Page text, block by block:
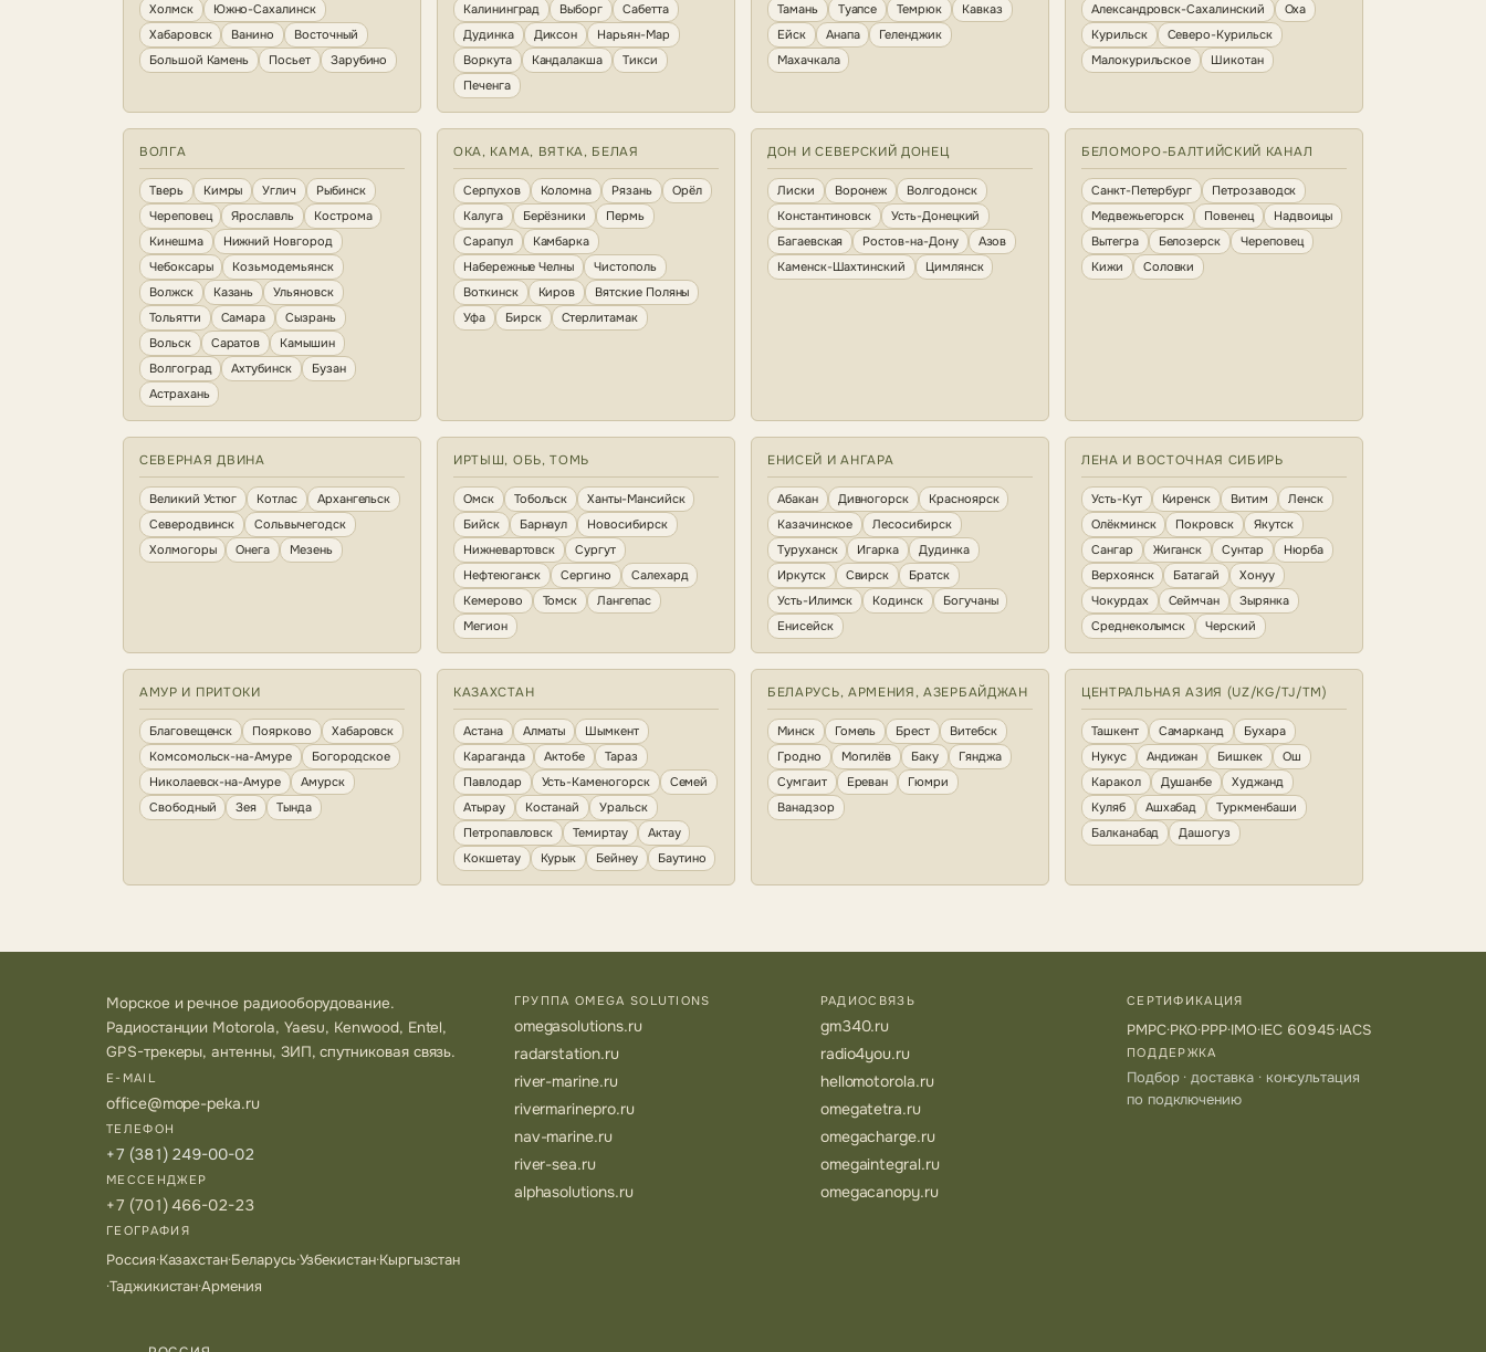
Холмск
Южно-Сахалинск
Хабаровск
Ванино
Восточный
Большой Камень
Посьет Зарубино
Калининград
Выборг
Сабетта
Дудинка
Диксон
Нарьян-Мар
Воркута
Кандалакша
Тикси
Печенга
Тамань
Туапсе Темрюк
Кавказ
Ейск
Анапа
Геленджик
Махачкала
Александровск-Сахалинский
Оха
Курильск
Северо-Курильск
Малокурильское
Шикотан
ВОЛГА
Тверь Кимры Углич
Рыбинск
Череповец
Ярославль
Кострома
Кинешма
Нижний Новгород
Чебоксары
Козьмодемьянск
Волжск
Казань
Ульяновск
Тольятти
Самара
Сызрань
Вольск
Саратов
Камышин
Волгоград
Ахтубинск
Бузан
Астрахань
ОКА, КАМА, ВЯТКА, БЕЛАЯ
Серпухов Коломна Рязань
Орёл
Калуга
Берёзники
Пермь
Сарапул
Камбарка
Набережные Челны
Чистополь
Воткинск
Киров
Вятские Поляны
Уфа
Бирск Стерлитамак
ДОН И СЕВЕРСКИЙ ДОНЕЦ
Лиски Воронеж
Волгодонск
Константиновск
Усть-Донецкий
Багаевская
Ростов-на-Дону
Азов
Каменск-Шахтинский
Цимлянск
БЕЛОМОРО-БАЛТИЙСКИЙ КАНАЛ
Санкт-Петербург
Петрозаводск
Медвежьегорск
Повенец
Надвоицы
Вытегра
Белозерск
Череповец
Кижи
Соловки
СЕВЕРНАЯ ДВИНА
Великий Устюг Котлас
Архангельск
Северодвинск
Сольвычегодск
Холмогоры
Онега Мезень
ИРТЫШ, ОБЬ, ТОМЬ
Омск Тобольск
Ханты-Мансийск
Бийск
Барнаул
Новосибирск
Нижневартовск
Сургут
Нефтеюганск
Сергино
Салехард
Кемерово
Томск
Лангепас
Мегион
ЕНИСЕЙ И АНГАРА
Абакан Дивногорск
Красноярск
Казачинское
Лесосибирск
Туруханск
Игарка
Дудинка
Иркутск
Свирск
Братск
Усть-Илимск
Кодинск
Богучаны
Енисейск
ЛЕНА И ВОСТОЧНАЯ СИБИРЬ
Усть-Кут Киренск Витим
Ленск
Олёкминск
Покровск
Якутск
Сангар
Жиганск Сунтар
Нюрба
Верхоянск
Батагай
Хонуу
Чокурдах
Сеймчан
Зырянка
Среднеколымск
Черский
АМУР И ПРИТОКИ
Благовещенск Поярково
Хабаровск
Комсомольск-на-Амуре
Богородское
Николаевск-на-Амуре
Амурск
Свободный
Зея Тында
КАЗАХСТАН
Астана Алматы
Шымкент
Караганда
Актобе
Тараз
Павлодар
Усть-Каменогорск
Семей
Атырау
Костанай
Уральск
Петропавловск
Темиртау
Актау
Кокшетау
Курык Бейнеу Баутино
БЕЛАРУСЬ, АРМЕНИЯ, АЗЕРБАЙДЖАН
Минск Гомель Брест
Витебск
Гродно
Могилёв Баку
Гянджа
Сумгаит
Ереван
Гюмри
Ванадзор
ЦЕНТРАЛЬНАЯ АЗИЯ (UZ/KG/TJ/TM)
Ташкент Самарканд
Бухара
Нукус
Андижан Бишкек
Ош
Каракол
Душанбе
Худжанд
Куляб
Ашхабад
Туркменбаши
Балканабад
Дашогуз
Морское и речное радиооборудование.
Радиостанции Motorola, Yaesu, Kenwood, Entel,
GPS-трекеры, антенны, ЗИП, спутниковая связь.
E-MAIL
office@mope-peka.ru
ТЕЛЕФОН
+7 (381) 249-00-02
МЕССЕНДЖЕР
+7 (701) 466-02-23
ГЕОГРАФИЯ
Россия·Казахстан·Беларусь·Узбекистан·Кыргызстан
·Таджикистан·Армения
ГРУППА OMEGA SOLUTIONS
omegasolutions.ru
radarstation.ru
river-marine.ru
rivermarinepro.ru
nav-marine.ru
river-sea.ru
alphasolutions.ru
РАДИОСВЯЗЬ
gm340.ru
radio4you.ru
hellomotorola.ru
omegatetra.ru
omegacharge.ru
omegaintegral.ru
omegacanopy.ru
СЕРТИФИКАЦИЯ
РМРС·РКО·РРР·IMO·IEC 60945·IACS
ПОДДЕРЖКА
Подбор · доставка · консультация
по подключению